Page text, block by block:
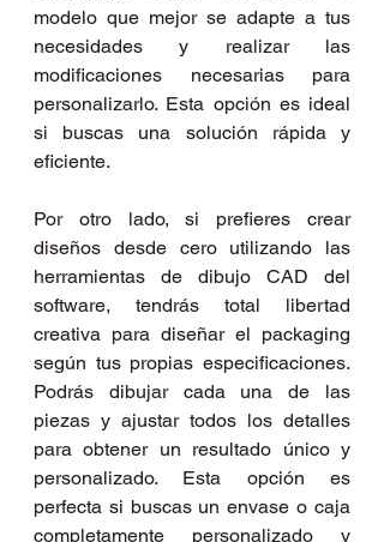
modelo que mejor se adapte a tus
necesidades y realizar las
modificaciones necesarias para
personalizarlo. Esta opción es ideal
si buscas una solución rápida y
eficiente.
Por otro lado, si prefieres crear
diseños desde cero utilizando las
herramientas de dibujo CAD del
software, tendrás total libertad
creativa para diseñar el packaging
según tus propias especificaciones.
Podrás dibujar cada una de las
piezas y ajustar todos los detalles
para obtener un resultado único y
personalizado. Esta opción es
perfecta si buscas un envase o caja
completamente personalizado y